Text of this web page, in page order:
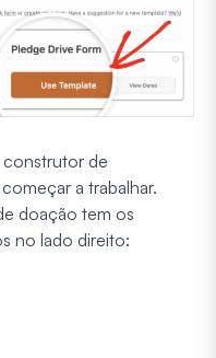
de
a trabalhar.
doação tem os
no lado direito: